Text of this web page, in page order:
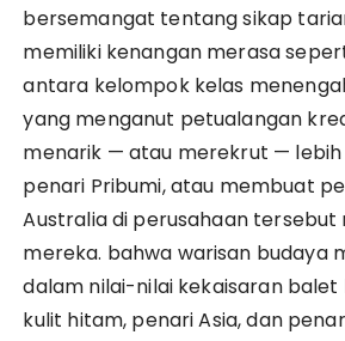
bersemangat tentang sikap
memiliki kenangan merasa
antara kelompok kelas
yang menganut petualangan
menarik — atau merekrut —
penari Pribumi, atau membuat
Australia di perusahaan
mereka. bahwa warisan budaya
dalam nilai-nilai kekaisaran balet
kulit hitam, penari Asia, dan